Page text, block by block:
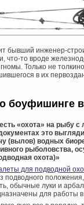
бывший инженер-
что-то вроде
Только не
в их
боуфишинге
«охота» на рыбу
это
(вылов) водных
рыболовства,
охота)»
для подводной
подводного
обычные луки и
для работы